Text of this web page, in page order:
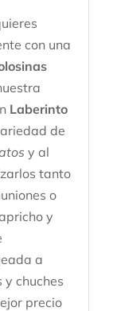
con una
Laberinto
de
y al
tanto
o
y
a
chuches
precio